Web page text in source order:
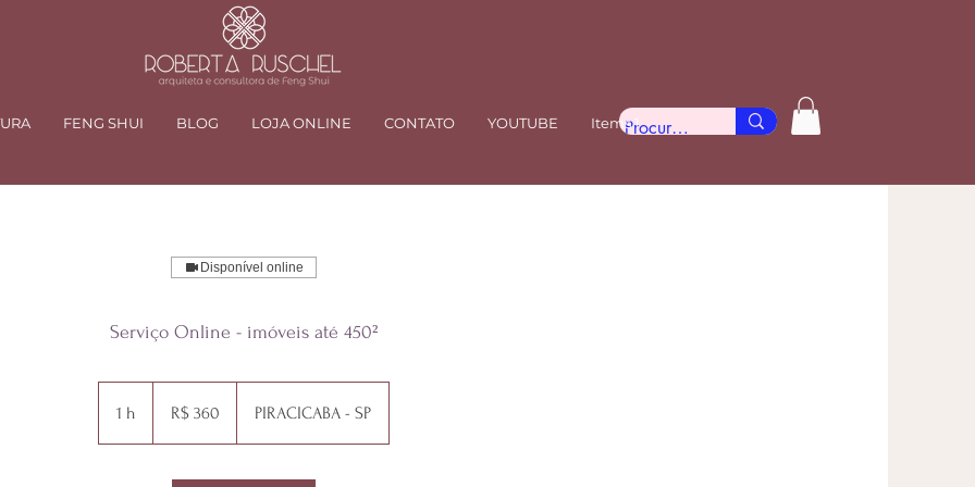
FENG SHUI BLOG LOJA ONLINE CONTATO YOUTUBE Items 1
Disponível online
Serviço Online - imóveis até 450²
1 h
brasileiros
R$ 360 PIRACICABA - SP